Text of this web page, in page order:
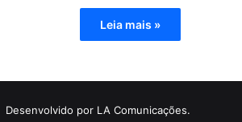
Leia mais »
Desenvolvido por LA Comunicações.